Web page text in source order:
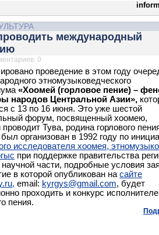
международный
0
проведение в этом году
этномузыковедческого
«Хоомей (горловое пение) –
народов Центральной Азии»,
с 13 по 16 июня. Это уже шестой
форум, посвященный хоомею,
проводит Тува, родина горлового
организован в 1992 году по
исследователя хоомея,
при поддержке правительства
части, подробные условия
в которой опубликован на сайте
email: kyrgys@gmail.com, будет
проходить и конкурс
пения.